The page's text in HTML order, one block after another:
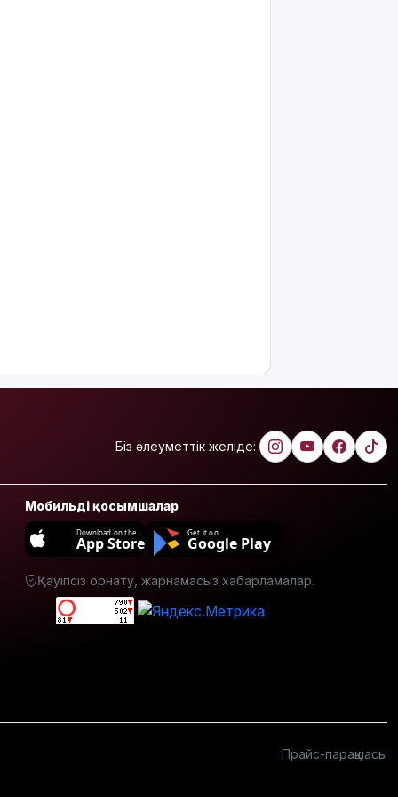
ал «Заң
және
тәртіп»
қағидаты
баршаға
міндетті
Украина
Сызрань
Біз әлеуметтік желіде:
Мобильді қосымшалар
Download on the
App Store
Get it on
Google Play
Қауіпсіз орнату, жарнамасыз хабарламалар.
Прайс-парақшасы